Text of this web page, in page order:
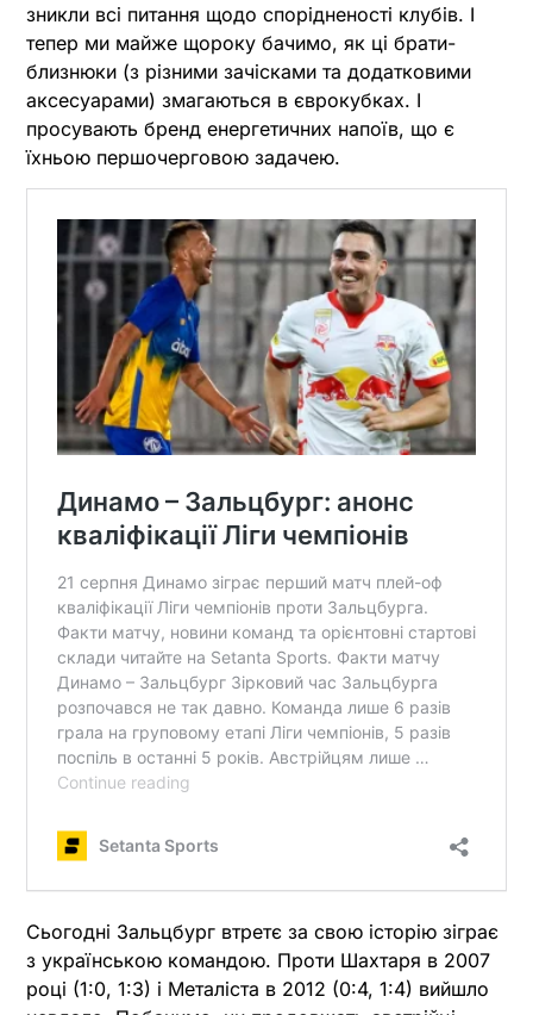
зникли всі питання щодо спорідненості клубів. І
тепер ми майже щороку бачимо, як ці брати-
близнюки (з різними зачісками та додатковими
аксесуарами) змагаються в єврокубках. І
просувають бренд енергетичних напоїв, що є
їхньою першочерговою задачею.
Сьогодні Зальцбург втретє за свою історію зіграє
з українською командою. Проти Шахтаря в 2007
році (1:0, 1:3) і Металіста в 2012 (0:4, 1:4) вийшло